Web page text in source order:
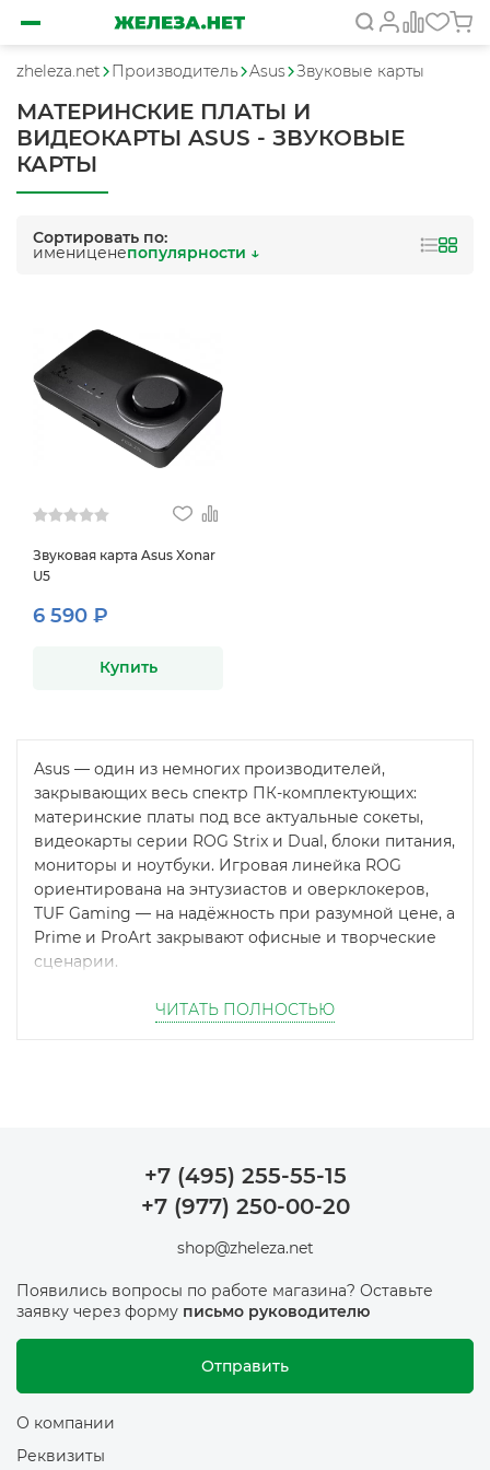
zheleza.net Производитель Asus Звуковые карты
МАТЕРИНСКИЕ ПЛАТЫ И
ВИДЕОКАРТЫ ASUS - ЗВУКОВЫЕ
КАРТЫ
Сортировать по:
имениценепопулярности ↓
Звуковая карта Asus Xonar
U5
6 590 ₽
Купить
Asus — один из немногих производителей,
закрывающих весь спектр ПК-комплектующих:
материнские платы под все актуальные сокеты,
видеокарты серии ROG Strix и Dual, блоки питания,
мониторы и ноутбуки. Игровая линейка ROG
ориентирована на энтузиастов и оверклокеров,
TUF Gaming — на надёжность при разумной цене, а
Prime и ProArt закрывают офисные и творческие
сценарии.
видеокарты Asus, которые можно забрать
найдётся подходящая плата или видеокарта
именно в наличии, а не «под заказ».
ЧИТАТЬ ПОЛНОСТЬЮ
+7 (495) 255-55-15
+7 (977) 250-00-20
shop@zheleza.net
Появились вопросы по работе магазина? Оставьте
заявку через форму письмо руководителю
Отправить
О компании
Реквизиты